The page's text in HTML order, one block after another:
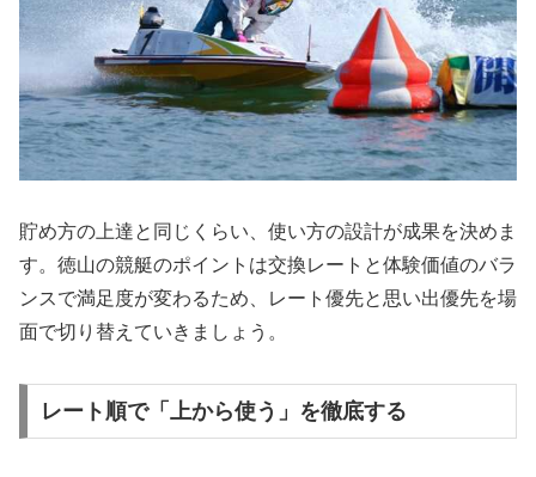
貯め方の上達と同じくらい、使い方の設計が成果を決めま
す。徳山の競艇のポイントは交換レートと体験価値のバラ
ンスで満足度が変わるため、レート優先と思い出優先を場
面で切り替えていきましょう。
レート順で「上から使う」を徹底する